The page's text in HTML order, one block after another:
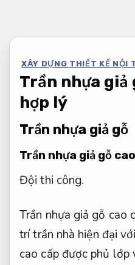
nội
dungXÂY DỰNG THIẾT KẾ NỘI
Trần nhựa giả
hợp lý
Trần nhựa giả gỗ
Trần nhựa giả gỗ
Đội thi công.
Trần nhựa giả gỗ cao
trí trần nhà hiện đại
cao cấp được phủ lớp